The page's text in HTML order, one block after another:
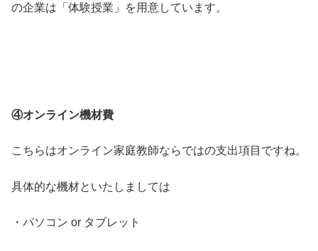
の企業は「体験授業」を用意しています。
④オンライン機材費
こちらはオンライン家庭教師ならではの支出項目ですね。
具体的な機材といたしましては
・パソコン or タブレット